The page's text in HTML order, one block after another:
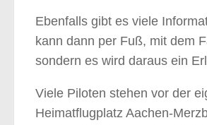
Ebenfalls gibt es viele
kann dann per Fuß, mit dem
sondern es wird daraus ein
Viele Piloten stehen vor der
Heimatflugplatz Aachen-